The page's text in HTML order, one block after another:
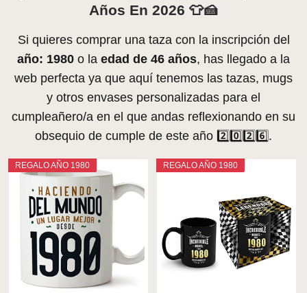
Años En 2026 👕🍰
Si quieres comprar una taza con la inscripción del
año: 1980 o la edad de 46 años, has llegado a la
web perfecta ya que aquí tenemos las tazas, mugs
y otros envases personalizadas para el
cumpleañero/a en el que andas reflexionando en su
obsequio de cumple de este año 2️⃣0️⃣2️⃣6️⃣.
REGALO AÑO 1980 REGALO AÑO 1980